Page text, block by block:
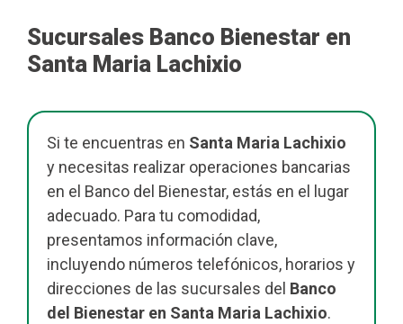
Sucursales Banco Bienestar en
Santa Maria Lachixio
Si te encuentras en Santa Maria Lachixio
y necesitas realizar operaciones bancarias
en el Banco del Bienestar, estás en el lugar
adecuado. Para tu comodidad,
presentamos información clave,
incluyendo números telefónicos, horarios y
direcciones de las sucursales del Banco
del Bienestar en Santa Maria Lachixio.